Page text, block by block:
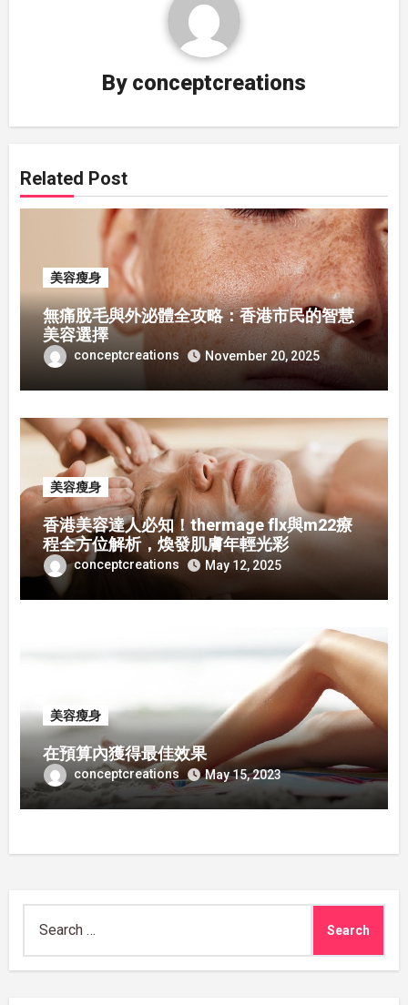
By conceptcreations
Related Post
美容瘦身
無痛脫毛與外泌體全攻略：香港市民的智慧
美容選擇
conceptcreations November 20, 2025
美容瘦身
香港美容達人必知！thermage flx與m22療
程全方位解析，煥發肌膚年輕光彩
conceptcreations May 12, 2025
美容瘦身
在預算內獲得最佳效果
conceptcreations May 15, 2023
for: